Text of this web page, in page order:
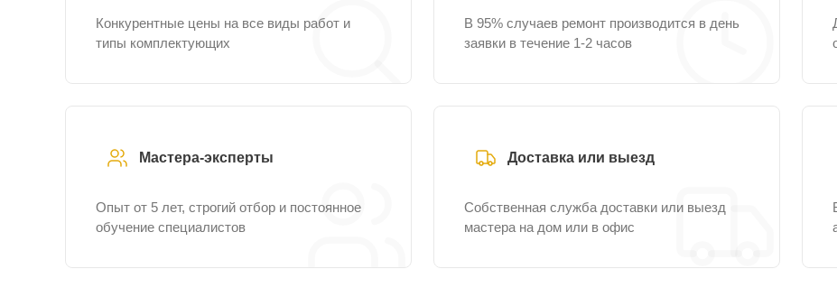
Конкурентные цены на все виды работ и
типы комплектующих
В 95% случаев ремонт производится в день
заявки в течение 1-2 часов
Мастера-эксперты
Опыт от 5 лет, строгий отбор и постоянное
обучение специалистов
Доставка или выезд
Собственная служба доставки или выезд
мастера на дом или в офис